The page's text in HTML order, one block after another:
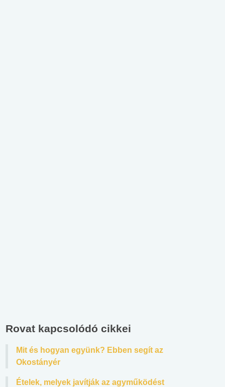
Rovat kapcsolódó cikkei
Mit és hogyan együnk? Ebben segít az
Okostányér
Ételek, melyek javítják az agyműködést